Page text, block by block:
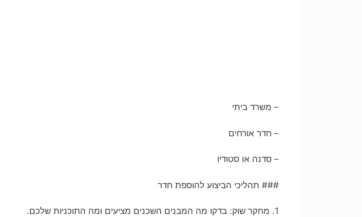
– משרד ביתי
– חדר אורחים
– סדנה או סטודיו
### תהליכי הביצוע להוספת חדר
1. מחקר שוק: בדקו מה המבנים השכנים מציעים ומה התוכניות שלכם.